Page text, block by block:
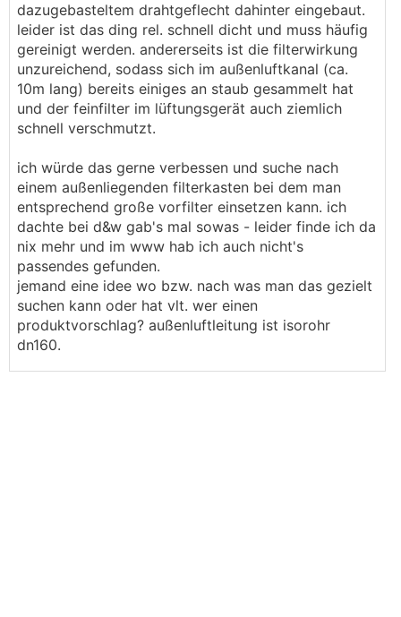
dazugebasteltem drahtgeflecht dahinter eingebaut.
leider ist das ding rel. schnell dicht und muss häufig
gereinigt werden. andererseits ist die filterwirkung
unzureichend, sodass sich im außenluftkanal (ca.
10m lang) bereits einiges an staub gesammelt hat
und der feinfilter im lüftungsgerät auch ziemlich
schnell verschmutzt.
ich würde das gerne verbessen und suche nach
einem außenliegenden filterkasten bei dem man
entsprechend große vorfilter einsetzen kann. ich
dachte bei d&w gab's mal sowas - leider finde ich da
nix mehr und im www hab ich auch nicht's
passendes gefunden.
jemand eine idee wo bzw. nach was man das gezielt
suchen kann oder hat vlt. wer einen
produktvorschlag? außenluftleitung ist isorohr
dn160.